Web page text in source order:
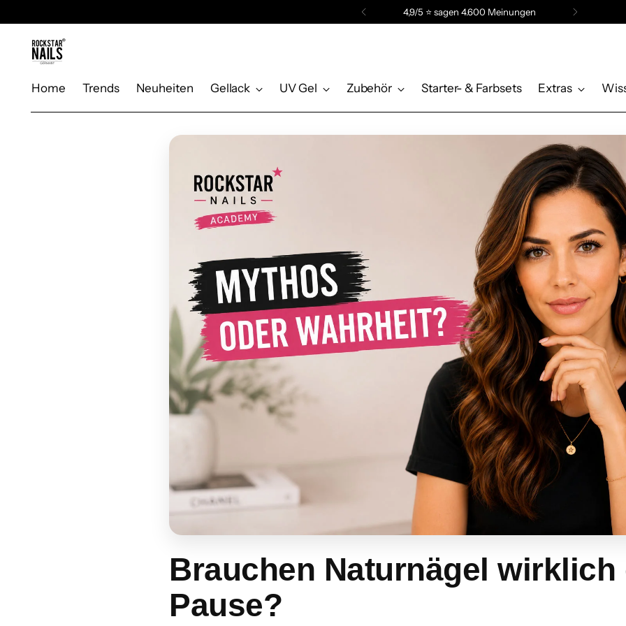
4,9/5 ⭐️ sagen 4.600 Meinungen
Home Trends Neuheiten Gellack UV Gel Zubehör Starter- & Farbsets Extras
Brauchen Naturnägel wirklich
Pause?